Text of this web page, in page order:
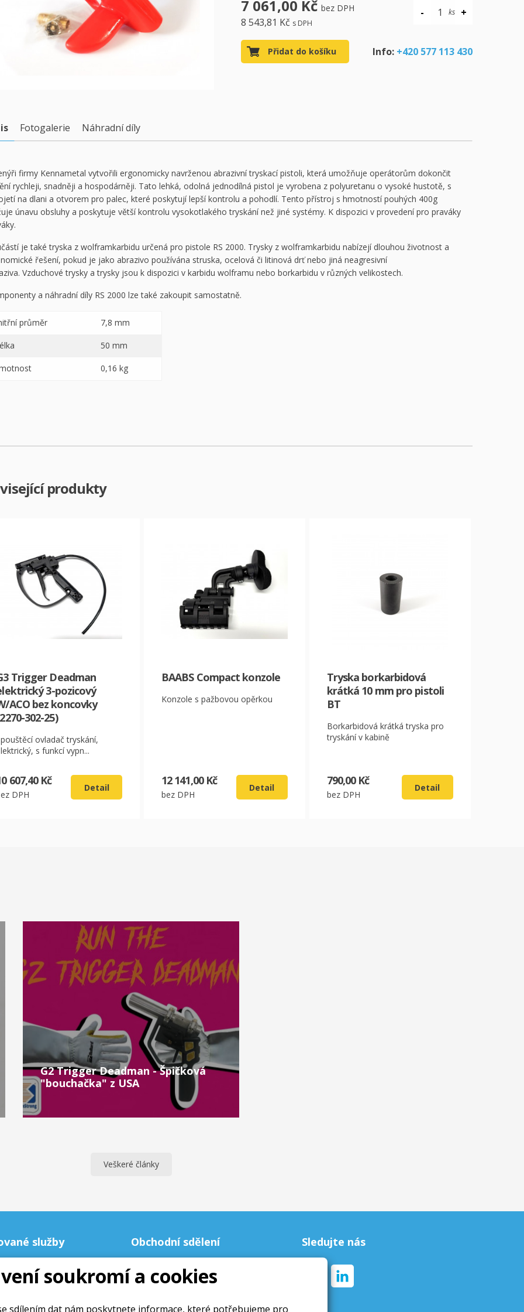
soukromí a cookies
sdílením dat nám poskytnete informace, které potřebujeme pro
7 061,00 Kč bez DPH
8 543,81 Kč s DPH
Přidat do košíku Info: +420 577 113 430
Fotogalerie Náhradní díly
firmy Kennametal vytvořili ergonomicky navrženou abrazivní tryskací pistoli, která umožňuje operátorům dokončit
rychleji, snadněji a hospodárněji. Tato lehká, odolná jednodílná pistol je vyrobena z polyuretanu o vysoké hustotě, s
na dlani a otvorem pro palec, které poskytují lepší kontrolu a pohodlí. Tento přístroj s hmotností pouhých 400g
únavu obsluhy a poskytuje větší kontrolu vysokotlakého tryskání než jiné systémy. K dispozici v provedení pro praváky
je také tryska z wolframkarbidu určená pro pistole RS 2000. Trysky z wolframkarbidu nabízejí dlouhou životnost a
řešení, pokud je jako abrazivo používána struska, ocelová či litinová drť nebo jiná neagresivní
Vzduchové trysky a trysky jsou k dispozici v karbidu wolframu nebo borkarbidu v různých velikostech.
a náhradní díly RS 2000 lze také zakoupit samostatně.
průměr 7,8 mm
50 mm
0,16 kg
produkty
Trigger Deadman
3-pozicový
ACO bez koncovky
302-25)
ovladač tryskání,
s funkcí vypn...
607,40 Kč
DPH
Detail
BAABS Compact konzole
Konzole s pažbovou opěrkou
12 141,00 Kč
bez DPH
Detail
Tryska borkarbidová
krátká 10 mm pro pistoli
BT
Borkarbidová krátká tryska pro
tryskání v kabině
790,00 Kč
bez DPH
Detail
G2 Trigger Deadman - Špičková
"bouchačka" z USA
Veškeré články
služby Obchodní sdělení
Obchodní podmínky
Ochrana osobních údajú
Cookies
Sledujte nás